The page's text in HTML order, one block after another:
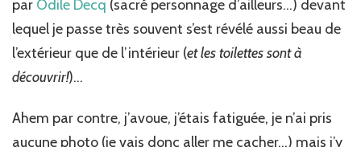
par Odile Decq (sacré personnage d’ailleurs…) devant
lequel je passe très souvent s’est révélé aussi beau de
l’extérieur que de l’intérieur (et les toilettes sont à
découvrir!)…
Ahem par contre, j’avoue, j’étais fatiguée, je n’ai pris
aucune photo (je vais donc aller me cacher…) mais j’y